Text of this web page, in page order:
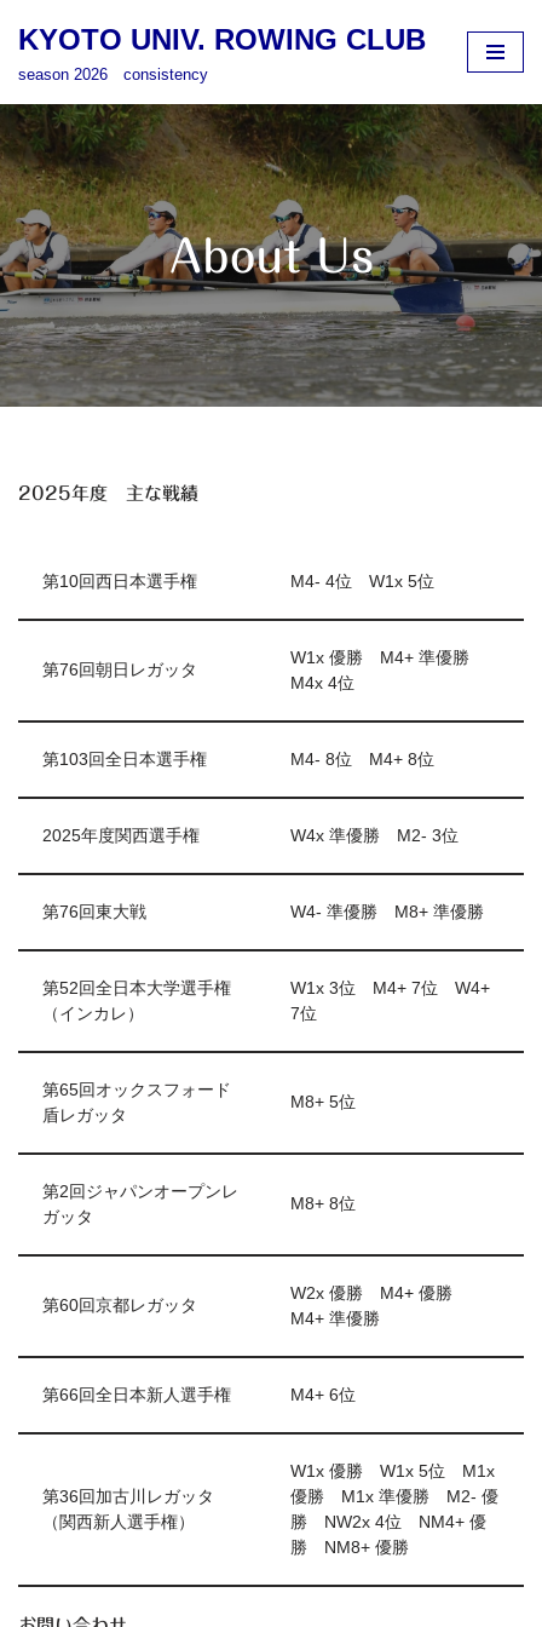
テ
ン
ツ
へ
ス
キ
ッ
プ
KYOTO UNIV. ROWING CLUB
season 2026 consistency
About Us
2025年度 主な戦績
第10回西日本選手権 M4- 4位 W1x 5位
第76回朝日レガッタ
W1x 優勝 M4+ 準優勝
M4x 4位
第103回全日本選手権 M4- 8位 M4+ 8位
2025年度関西選手権 W4x 準優勝 M2- 3位
第76回東大戦 W4- 準優勝 M8+ 準優勝
第52回全日本大学選手権
（インカレ）
W1x 3位 M4+ 7位 W4+
7位
第65回オックスフォード
盾レガッタ
M8+ 5位
第2回ジャパンオープンレ
ガッタ
M8+ 8位
第60回京都レガッタ
W2x 優勝 M4+ 優勝
M4+ 準優勝
第66回全日本新人選手権 M4+ 6位
第36回加古川レガッタ
（関西新人選手権）
W1x 優勝 W1x 5位 M1x
優勝 M1x 準優勝 M2- 優
勝 NW2x 4位 NM4+ 優
勝 NM8+ 優勝